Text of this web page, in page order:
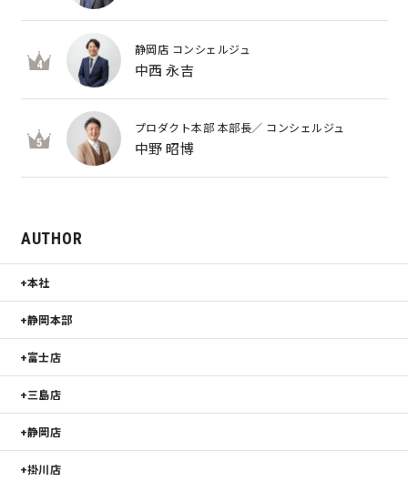
4
静岡店 コンシェルジュ
中西 永吉
5
プロダクト本部 本部長／ コンシェルジュ
中野 昭博
AUTHOR
本社
静岡本部
富士店
三島店
静岡店
掛川店